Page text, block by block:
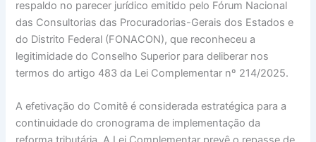
respaldo no parecer jurídico emitido pelo Fórum Nacional
das Consultorias das Procuradorias-Gerais dos Estados e
do Distrito Federal (FONACON), que reconheceu a
legitimidade do Conselho Superior para deliberar nos
termos do artigo 483 da Lei Complementar nº 214/2025.
A efetivação do Comitê é considerada estratégica para a
continuidade do cronograma de implementação da